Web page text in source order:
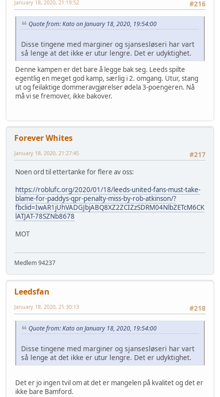
#216
January 18, 2020, 21:19:52
Quote from: Kato on January 18, 2020, 19:54:00
Disse tingene med marginer og sjansesløseri har vart
så lenge at det ikke er utur lengre. Det er udyktighet.
Denne kampen er det bare å legge bak seg. Leeds spilte
egentlig en meget god kamp, særlig i 2. omgang. Utur, stang
ut og feilaktige dommeravgjørelser ødela 3-poengeren. Nå
må vi se fremover, ikke bakover.
Forever Whites
#217
January 18, 2020, 21:27:45
Noen ord til ettertanke for flere av oss:
https://roblufc.org/2020/01/18/leeds-united-fans-must-take-
blame-for-paddys-qpr-penalty-miss-by-rob-atkinson/?
fbclid=IwAR1jUhVADGJbjABQ8XZ2ZCIZzSDRM04NlbZETcM6CK
lATJAT-78SZNb8678
MOT
Medlem 94237
Leedsfan
#218
January 18, 2020, 21:30:13
Quote from: Kato on January 18, 2020, 19:54:00
Disse tingene med marginer og sjansesløseri har vart
så lenge at det ikke er utur lengre. Det er udyktighet.
Det er jo ingen tvil om at det er mangelen på kvalitet og det er
ikke bare Bamford.